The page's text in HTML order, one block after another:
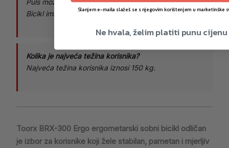
Bicikl ima i ugrađeni bežični prijamnik za prsni remen.
Kolika je najveća težina korisnika?
Najveća težina korisnika iznosi 150 kg.
Toorx BRX-300 Ergo ergometarski sobni bicikl odličan
je izbor za korisnike koji žele stabilan, pametan i mjerljiv
Slanjem e-maila slažeš se s njegovim korištenjem u marketinške
Ne hvala, želim platiti punu cijenu